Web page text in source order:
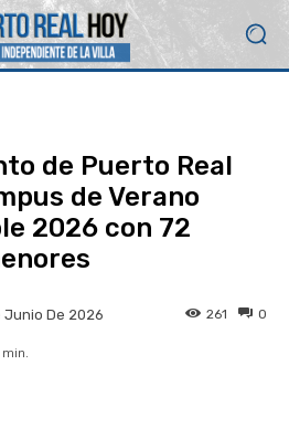
de Puerto Real
de Verano
2026 con 72
Junio De 2026 0
261
min.